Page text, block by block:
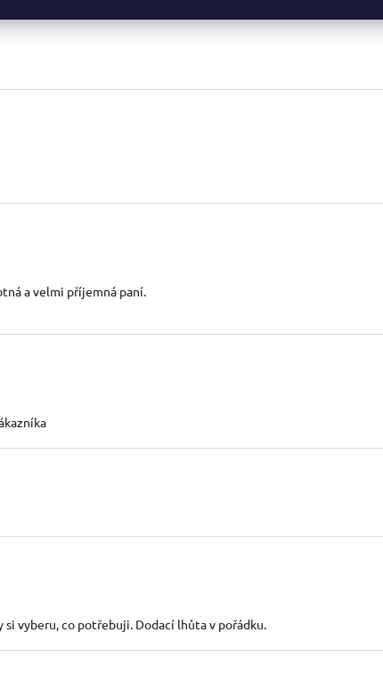
a velmi příjemná paní.
vyberu, co potřebuji. Dodací lhůta v pořádku.